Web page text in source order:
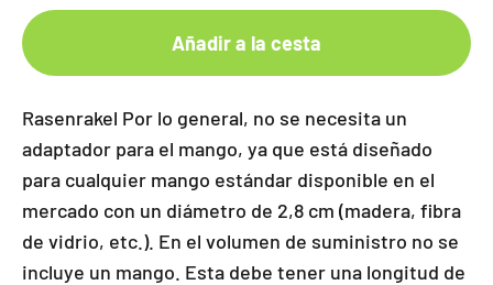
Añadir a la cesta
Rasenrakel Por lo general, no se necesita un
adaptador para el mango, ya que está diseñado
para cualquier mango estándar disponible en el
mercado con un diámetro de 2,8 cm (madera, fibra
de vidrio, etc.). En el volumen de suministro no se
incluye un mango. Esta debe tener una longitud de